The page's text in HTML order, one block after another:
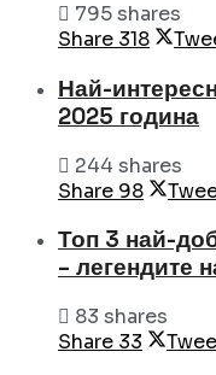
795 shares
Share 318
Най-
2025 година
244 shares
Share 98
Топ 3 най-
– легендите
83 shares
Share 33